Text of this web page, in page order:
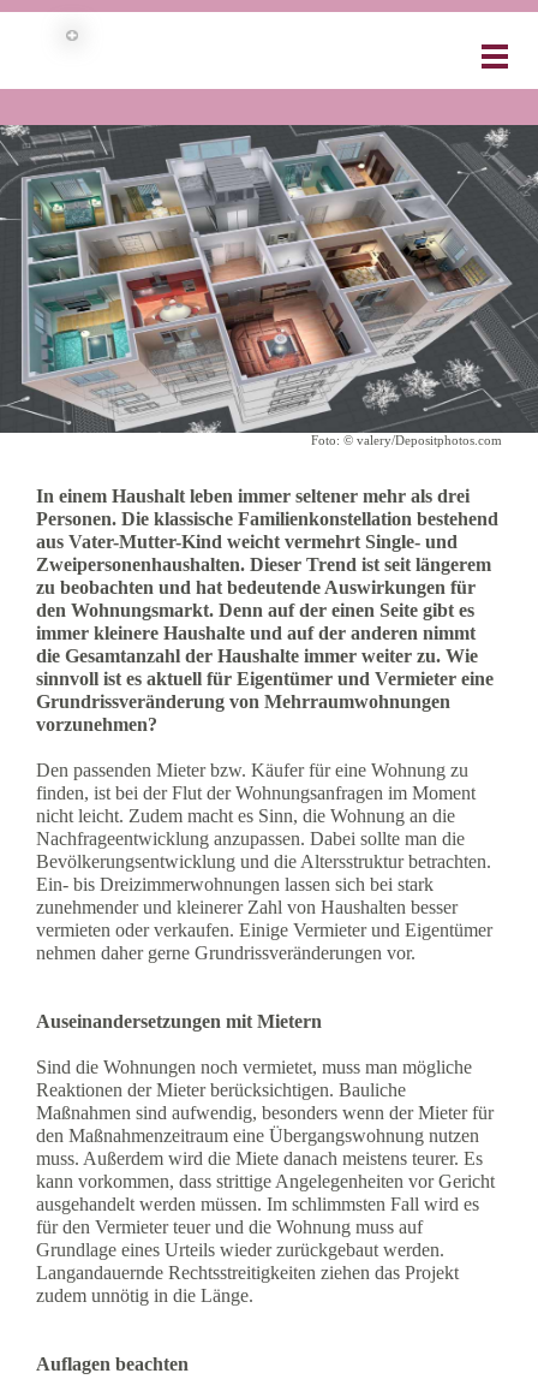
WOHNUNGEN AN DIE
Foto: © valery/Depositphotos.com
In einem Haushalt leben immer seltener mehr als drei
Personen. Die klassische Familienkonstellation bestehend
aus Vater-Mutter-Kind weicht vermehrt Single- und
Zweipersonenhaushalten. Dieser Trend ist seit längerem
zu beobachten und hat bedeutende Auswirkungen für
den Wohnungsmarkt. Denn auf der einen Seite gibt es
immer kleinere Haushalte und auf der anderen nimmt
die Gesamtanzahl der Haushalte immer weiter zu. Wie
sinnvoll ist es aktuell für Eigentümer und Vermieter eine
Grundrissveränderung von Mehrraumwohnungen
vorzunehmen?
Den passenden Mieter bzw. Käufer für eine Wohnung zu
finden, ist bei der Flut der Wohnungsanfragen im Moment
nicht leicht. Zudem macht es Sinn, die Wohnung an die
Nachfrageentwicklung anzupassen. Dabei sollte man die
Bevölkerungsentwicklung und die Altersstruktur betrachten.
Ein- bis Dreizimmerwohnungen lassen sich bei stark
zunehmender und kleinerer Zahl von Haushalten besser
vermieten oder verkaufen. Einige Vermieter und Eigentümer
nehmen daher gerne Grundrissveränderungen vor.
Auseinandersetzungen mit Mietern
Sind die Wohnungen noch vermietet, muss man mögliche
Reaktionen der Mieter berücksichtigen. Bauliche
Maßnahmen sind aufwendig, besonders wenn der Mieter für
den Maßnahmenzeitraum eine Übergangswohnung nutzen
muss. Außerdem wird die Miete danach meistens teurer. Es
kann vorkommen, dass strittige Angelegenheiten vor Gericht
ausgehandelt werden müssen. Im schlimmsten Fall wird es
für den Vermieter teuer und die Wohnung muss auf
Grundlage eines Urteils wieder zurückgebaut werden.
Langandauernde Rechtsstreitigkeiten ziehen das Projekt
zudem unnötig in die Länge.
Auflagen beachten